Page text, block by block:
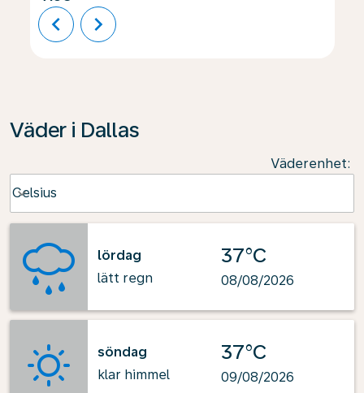
chevron_left chevron_right
Väder i Dallas
Väderenhet:
Celsius
keyboard_arrow_down
lördag
lätt regn
37°C
08/08/2026
söndag
klar himmel
37°C
09/08/2026